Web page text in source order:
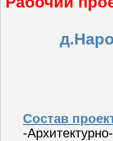
Состав
-